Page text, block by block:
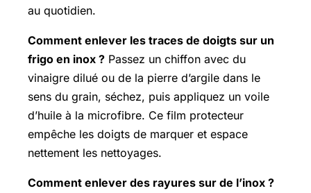
au quotidien.
Comment enlever les traces de doigts sur un
frigo en inox ? Passez un chiffon avec du
vinaigre dilué ou de la pierre d’argile dans le
sens du grain, séchez, puis appliquez un voile
d’huile à la microfibre. Ce film protecteur
empêche les doigts de marquer et espace
nettement les nettoyages.
Comment enlever des rayures sur de l’inox ?